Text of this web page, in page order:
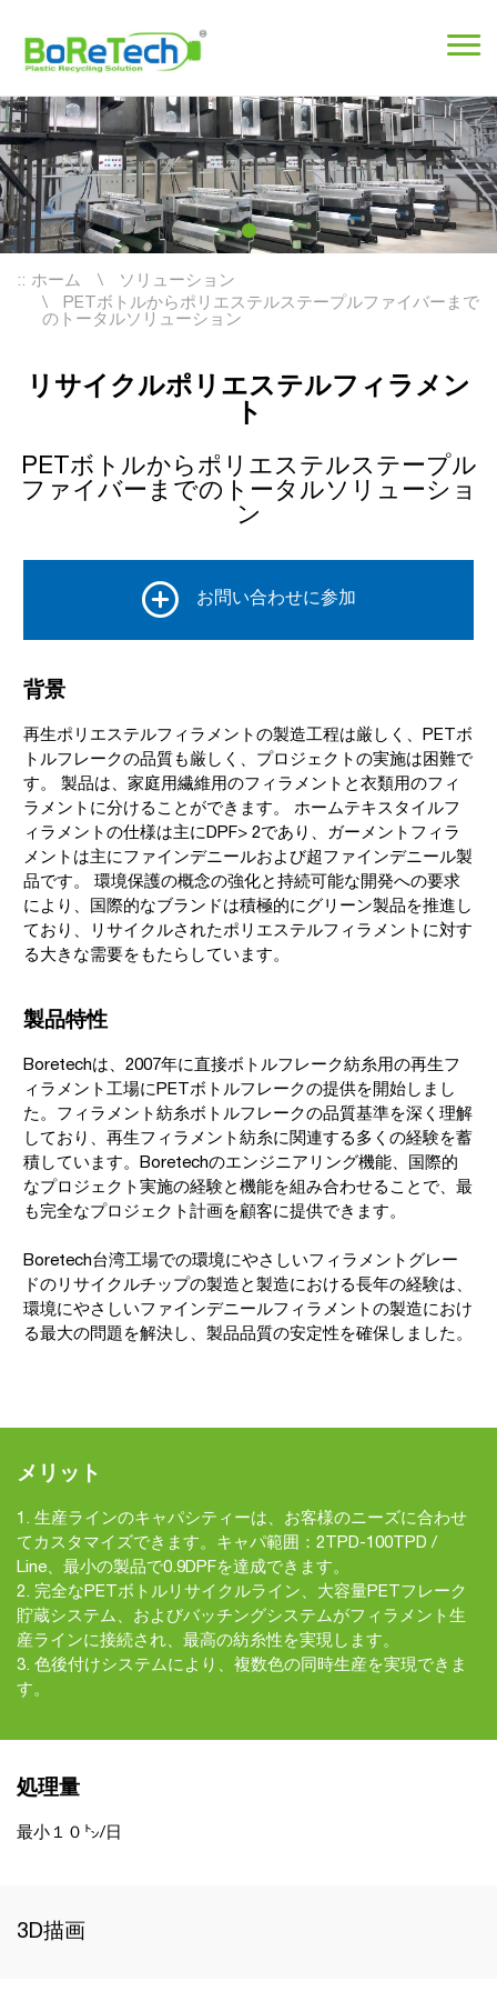
:: ホーム
ソリューション
PETボトルからポリエステルステープルファイバーまで
のトータルソリューション
リサイクルポリエステルフィラメン
ト
PETボトルからポリエステルステープル
ファイバーまでのトータルソリューショ
ン
背景
再生ポリエステルフィラメントの製造工程は厳しく、PETボ
トルフレークの品質も厳しく、プロジェクトの実施は困難で
す。 製品は、家庭用繊維用のフィラメントと衣類用のフィ
ラメントに分けることができます。 ホームテキスタイルフ
ィラメントの仕様は主にDPF> 2であり、ガーメントフィラ
メントは主にファインデニールおよび超ファインデニール製
品です。 環境保護の概念の強化と持続可能な開発への要求
により、国際的なブランドは積極的にグリーン製品を推進し
ており、リサイクルされたポリエステルフィラメントに対す
る大きな需要をもたらしています。
製品特性
Boretechは、2007年に直接ボトルフレーク紡糸用の再生フ
ィラメント工場にPETボトルフレークの提供を開始しまし
た。フィラメント紡糸ボトルフレークの品質基準を深く理解
しており、再生フィラメント紡糸に関連する多くの経験を蓄
積しています。Boretechのエンジニアリング機能、国際的
なプロジェクト実施の経験と機能を組み合わせることで、最
も完全なプロジェクト計画を顧客に提供できます。
Boretech台湾工場での環境にやさしいフィラメントグレー
ドのリサイクルチップの製造と製造における長年の経験は、
環境にやさしいファインデニールフィラメントの製造におけ
る最大の問題を解決し、製品品質の安定性を確保しました。
お問い合わせに参加
メリット
1. 生産ラインのキャパシティーは、お客様のニーズに合わせ
てカスタマイズできます。キャパ範囲：2TPD-100TPD /
Line、最小の製品で0.9DPFを達成できます。
2. 完全なPETボトルリサイクルライン、大容量PETフレーク
貯蔵システム、およびバッチングシステムがフィラメント生
産ラインに接続され、最高の紡糸性を実現します。
3. 色後付けシステムにより、複数色の同時生産を実現できま
す。
処理量
最小１０㌧/日
3D描画